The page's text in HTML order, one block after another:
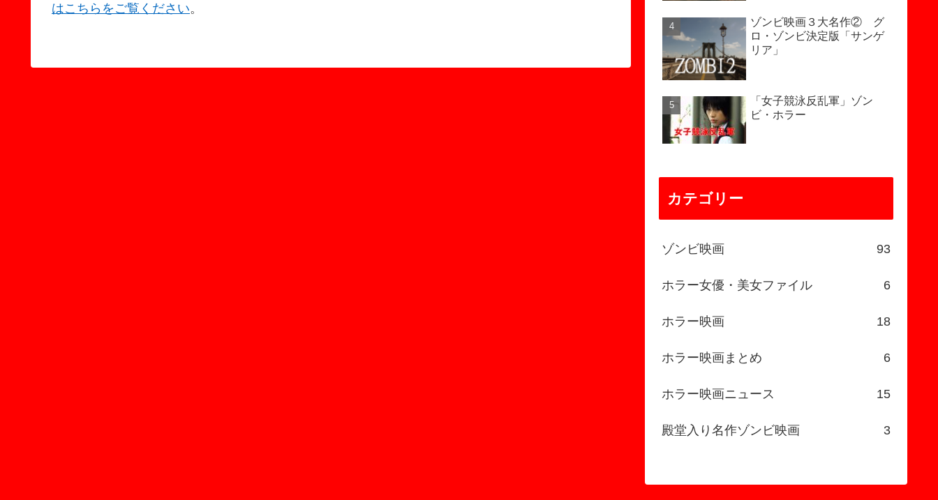
はこちらをご覧ください。
ゾンビ映画３大名作② グ
ロ・ゾンビ決定版「サンゲ
リア」
「女子競泳反乱軍」ゾン
ビ・ホラー
カテゴリー
ゾンビ映画 93
ホラー女優・美女ファイル 6
ホラー映画 18
ホラー映画まとめ 6
ホラー映画ニュース 15
殿堂入り名作ゾンビ映画 3